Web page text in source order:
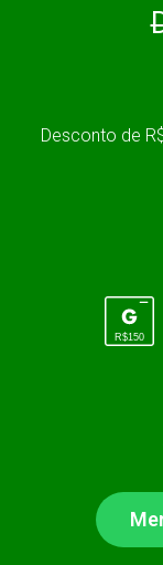
Desconto de
R$150